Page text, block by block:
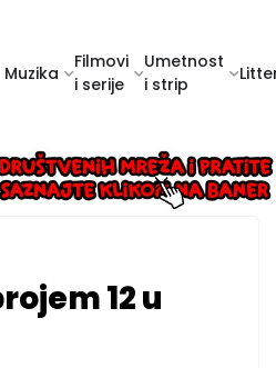
Muzika
Filmovi
i serije
Umetnost
i strip
12 u